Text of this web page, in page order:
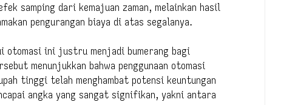
samping dari kemajuan zaman, melainkan hasil
pengurangan biaya di atas segalanya.
otomasi ini justru menjadi bumerang bagi
menunjukkan bahwa penggunaan otomasi
tinggi telah menghambat potensi keuntungan
angka yang sangat signifikan, yakni antara